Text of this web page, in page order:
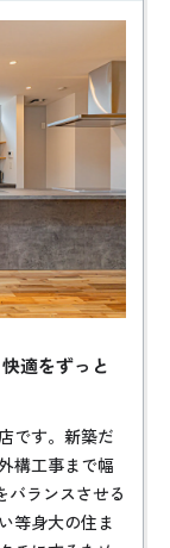
適をずっと
です。新築だ
構工事まで幅
ランスさせる
等身大の住ま